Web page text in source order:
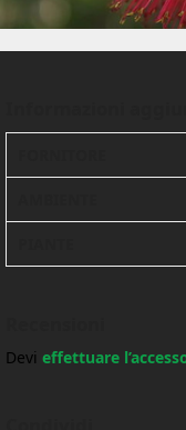
Devi effettuare